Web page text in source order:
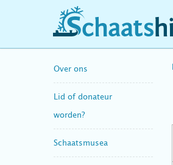
schaatshistorie.nl
Over ons
Lid of donateur
worden?
Schaatsmusea